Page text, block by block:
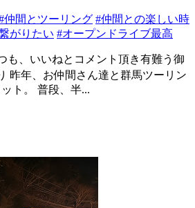
仲間とツーリング #仲間との楽しい時
がりたい #オープンドライブ最高
も、いいねとコメント頂き有難う御
昨年、お仲間さん達と群馬ツーリン
ト。 普段、半...